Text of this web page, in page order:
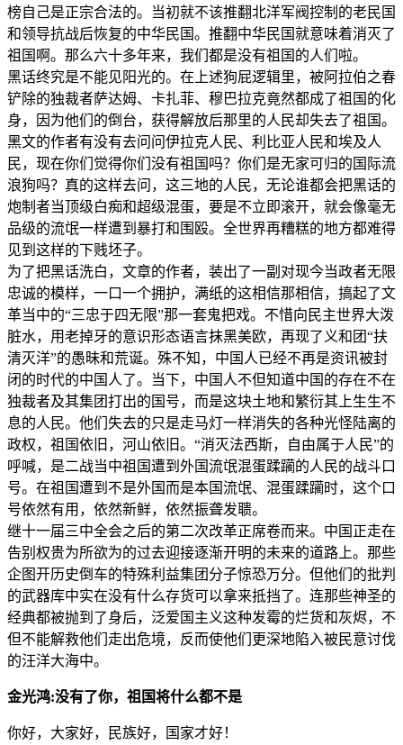
榜自己是正宗合法的。当初就不该推翻北洋军阀控制的老民国
和领导抗战后恢复的中华民国。推翻中华民国就意味着消灭了
祖国啊。那么六十多年来，我们都是没有祖国的人们啦。
黑话终究是不能见阳光的。在上述狗屁逻辑里，被阿拉伯之春
铲除的独裁者萨达姆、卡扎菲、穆巴拉克竟然都成了祖国的化
身，因为他们的倒台，获得解放后那里的人民却失去了祖国。
黑文的作者有没有去问问伊拉克人民、利比亚人民和埃及人
民，现在你们觉得你们没有祖国吗？你们是无家可归的国际流
浪狗吗？真的这样去问，这三地的人民，无论谁都会把黑话的
炮制者当顶级白痴和超级混蛋，要是不立即滚开，就会像毫无
品级的流氓一样遭到暴打和围殴。全世界再糟糕的地方都难得
见到这样的下贱坯子。
为了把黑话洗白，文章的作者，装出了一副对现今当政者无限
忠诚的模样，一口一个拥护，满纸的这相信那相信，搞起了文
革当中的“三忠于四无限”那一套鬼把戏。不惜向民主世界大泼
脏水，用老掉牙的意识形态语言抹黑美欧，再现了义和团“扶
清灭洋”的愚昧和荒诞。殊不知，中国人已经不再是资讯被封
闭的时代的中国人了。当下，中国人不但知道中国的存在不在
独裁者及其集团打出的国号，而是这块土地和繁衍其上生生不
息的人民。他们失去的只是走马灯一样消失的各种光怪陆离的
政权，祖国依旧，河山依旧。“消灭法西斯，自由属于人民”的
呼喊，是二战当中祖国遭到外国流氓混蛋蹂躏的人民的战斗口
号。在祖国遭到不是外国而是本国流氓、混蛋蹂躏时，这个口
号依然有用，依然新鲜，依然振聋发聩。
继十一届三中全会之后的第二次改革正席卷而来。中国正走在
告别权贵为所欲为的过去迎接逐渐开明的未来的道路上。那些
企图开历史倒车的特殊利益集团分子惊恐万分。但他们的批判
的武器库中实在没有什么存货可以拿来抵挡了。连那些神圣的
经典都被抛到了身后，泛爱国主义这种发霉的烂货和灰烬，不
但不能解救他们走出危境，反而使他们更深地陷入被民意讨伐
的汪洋大海中。
金光鸿:没有了你，祖国将什么都不是
你好，大家好，民族好，国家才好！